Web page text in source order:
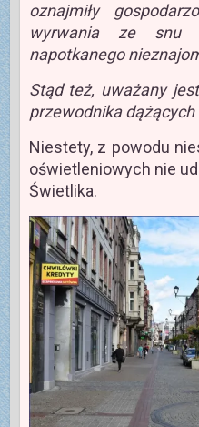
oznajmiły
wyrwania ze snu
napotkanego
Stąd też, uważany
przewodnika dążących
Niestety, z powodu
oświetleniowych nie
Świetlika.